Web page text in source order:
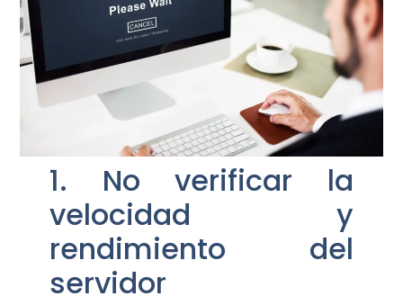
1. No verificar la
velocidad y
rendimiento del
servidor